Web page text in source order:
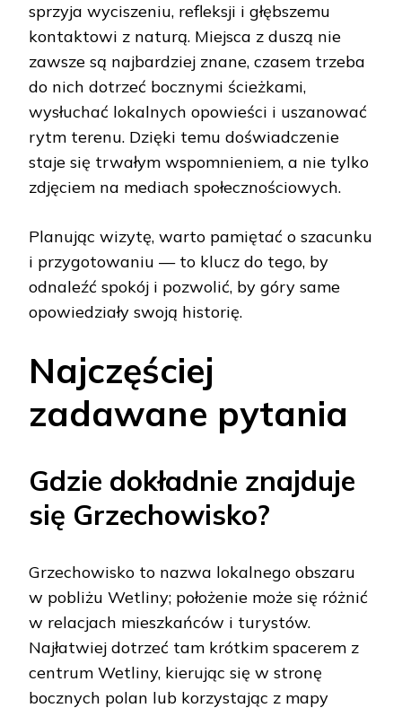
sprzyja wyciszeniu, refleksji i głębszemu
kontaktowi z naturą. Miejsca z duszą nie
zawsze są najbardziej znane, czasem trzeba
do nich dotrzeć bocznymi ścieżkami,
wysłuchać lokalnych opowieści i uszanować
rytm terenu. Dzięki temu doświadczenie
staje się trwałym wspomnieniem, a nie tylko
zdjęciem na mediach społecznościowych.
Planując wizytę, warto pamiętać o szacunku
i przygotowaniu — to klucz do tego, by
odnaleźć spokój i pozwolić, by góry same
opowiedziały swoją historię.
Najczęściej
zadawane pytania
Gdzie dokładnie znajduje
się Grzechowisko?
Grzechowisko to nazwa lokalnego obszaru
w pobliżu Wetliny; położenie może się różnić
w relacjach mieszkańców i turystów.
Najłatwiej dotrzeć tam krótkim spacerem z
centrum Wetliny, kierując się w stronę
bocznych polan lub korzystając z mapy